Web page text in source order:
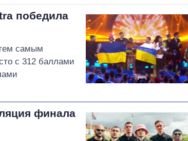
победила
самым
с 312 баллами
финала